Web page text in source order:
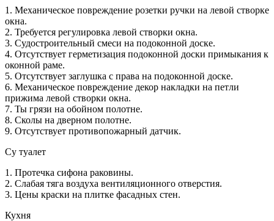
1. Механическое повреждение розетки ручки на левой створке
окна.
2. Требуется регулировка левой створки окна.
3. Судостроительный смеси на подоконной доске.
4. Отсутствует герметизация подоконной доски примыкания к
оконной раме.
5. Отсутствует заглушка с права на подоконной доске.
6. Механическое повреждение декор накладки на петли
прижима левой створки окна.
7. Ты грязи на обойном полотне.
8. Сколы на дверном полотне.
9. Отсутствует противопожарный датчик.
Су туалет
1. Протечка сифона раковины.
2. Слабая тяга воздуха вентиляционного отверстия.
3. Цены краски на плитке фасадных стен.
Кухня